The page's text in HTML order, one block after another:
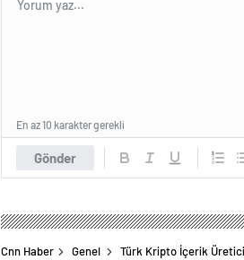
Gönder
En az 10 karakter gerekli
Cnn Haber Genel Türk Kripto İçerik